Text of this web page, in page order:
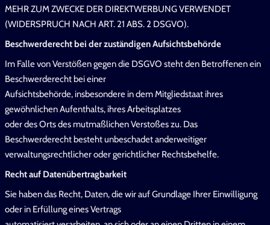
MEHR ZUM ZWECKE DER DIREKTWERBUNG VERWENDET
(WIDERSPRUCH NACH ART. 21 ABS. 2 DSGVO).
Beschwerderecht bei der zuständigen Aufsichtsbehörde
Im Falle von Verstößen gegen die DSGVO steht den Betroffenen ein
Beschwerderecht bei einer
Aufsichtsbehörde, insbesondere in dem Mitgliedstaat ihres
gewöhnlichen Aufenthalts, ihres Arbeitsplatzes
oder des Orts des mutmaßlichen Verstoßes zu. Das
Beschwerderecht besteht unbeschadet anderweitiger
verwaltungsrechtlicher oder gerichtlicher Rechtsbehelfe.
Recht auf Datenübertragbarkeit
Sie haben das Recht, Daten, die wir auf Grundlage Ihrer Einwilligung
oder in Erfüllung eines Vertrags